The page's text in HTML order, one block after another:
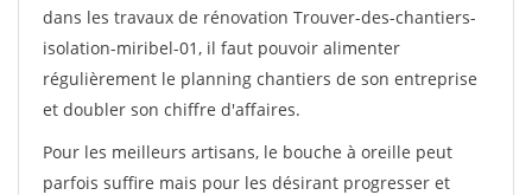
dans les travaux de rénovation Trouver-des-chantiers-
isolation-miribel-01, il faut pouvoir alimenter
régulièrement le planning chantiers de son entreprise
et doubler son chiffre d'affaires.
Pour les meilleurs artisans, le bouche à oreille peut
parfois suffire mais pour les désirant progresser et